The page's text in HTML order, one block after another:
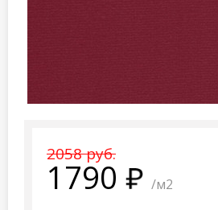
2058 руб.
1790 /м2